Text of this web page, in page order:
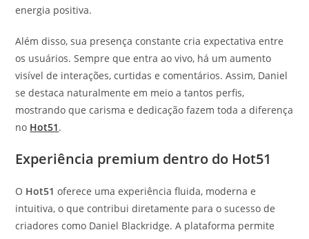
energia positiva.
Além disso, sua presença constante cria expectativa entre
os usuários. Sempre que entra ao vivo, há um aumento
visível de interações, curtidas e comentários. Assim, Daniel
se destaca naturalmente em meio a tantos perfis,
mostrando que carisma e dedicação fazem toda a diferença
no Hot51.
Experiência premium dentro do Hot51
O Hot51 oferece uma experiência fluida, moderna e
intuitiva, o que contribui diretamente para o sucesso de
criadores como Daniel Blackridge. A plataforma permite